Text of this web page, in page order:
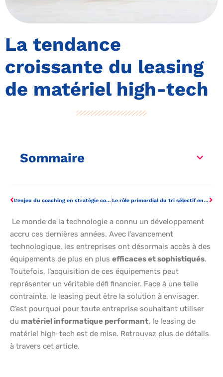
La tendance
croissante du leasing
de matériel high-tech
Sommaire
L’enjeu du coaching en stratégie commerciale pour les grandes entreprises Le rôle primordial du tri sélectif en milieu professionnel : s’équiper correctement
Le monde de la technologie a connu un développement
accru ces dernières années. Avec l’avancement
technologique, les entreprises ont désormais accès à des
équipements de plus en plus efficaces et sophistiqués.
Toutefois, l’acquisition de ces équipements peut
représenter un véritable défi financier. Face à une telle
contrainte, le leasing peut être la solution à envisager.
C’est pourquoi pour toute entreprise souhaitant utiliser
du matériel informatique performant, le leasing de
matériel high-tech est de mise. Retrouvez plus de détails
à travers cet article.